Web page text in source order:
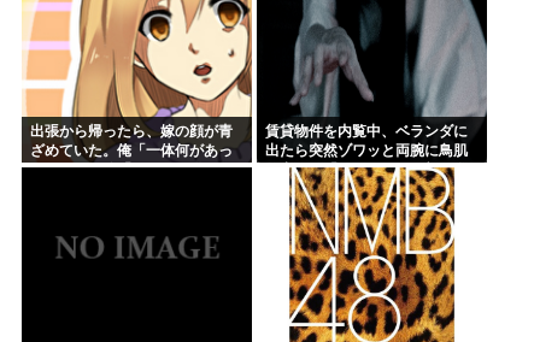
熊本県民「俺たち逆らわねえだぁ！自民党様に従いますだぁ！...
お絵描きAIくん、読む本が決まらない、可愛い女の子も作れ...
お前らお盆の準備をしたか？国父安倍晋三が天国から帰ってく...
出張から帰ったら、嫁の顔が青
ざめていた。俺「一体何があっ
たんだ？」嫁「…」→子供たち
賃貸物件を内覧中、ベランダに
出たら突然ゾワッと両腕に鳥肌
が出た。「やっぱりこの部屋嫌
だ」と思った瞬間、体が前にド
ンッと突き飛ばされて…